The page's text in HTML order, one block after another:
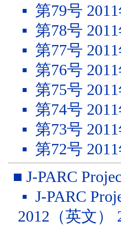
▪ 第79号
▪ 第78号
▪ 第77号
▪ 第76号
▪ 第75号
▪ 第74号
▪ 第73号
▪ 第72号
■ J-PARC
▪ J-PARC
2012（英文）